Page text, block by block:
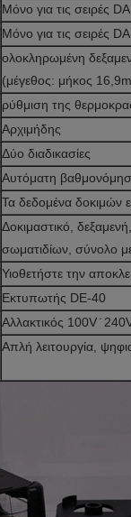
Μόνο για τις σειρές
Μόνο για τις σειρές
ολοκληρωμένη
(μέγεθος: μήκος
ρύθμιση της
Αρχιμήδης
Δύο διαδικασίες
Αυτόματη
Τα δεδομένα δοκιμών
Δοκιμαστικό,
σωματιδίων, σύνολο
Υιοθετήστε την
Εκτυπωτής DE-40
Αλλακτικός 100V
Απλή λειτουργία,